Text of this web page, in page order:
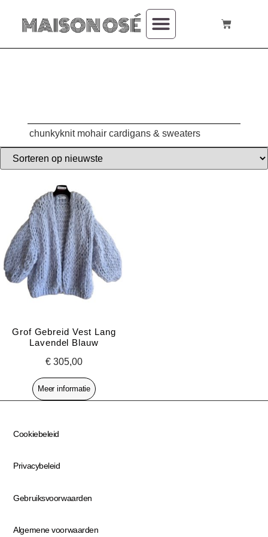
chunkyknit mohair cardigans & sweaters
Grof Gebreid Vest Lang
Lavendel Blauw
€ 305,00
Meer informatie
Cookiebeleid
Privacybeleid
Gebruiksvoorwaarden
Algemene voorwaarden